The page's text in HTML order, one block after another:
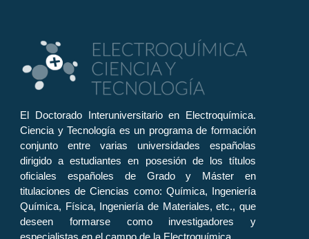
El Doctorado Interuniversitario en Electroquímica.
Ciencia y Tecnología es un programa de formación
conjunto entre varias universidades españolas
dirigido a estudiantes en posesión de los títulos
oficiales españoles de Grado y Máster en
titulaciones de Ciencias como: Química, Ingeniería
Química, Física, Ingeniería de Materiales, etc., que
deseen formarse como investigadores y
especialistas en el campo de la Electroquímica.